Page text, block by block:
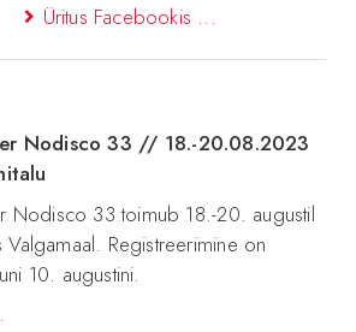
Üritus Facebookis ...
Nodisco 33 // 18.-20.08.2023
Nodisco 33 toimub 18.-20. augustil
Valgamaal. Registreerimine on
10. augustini.